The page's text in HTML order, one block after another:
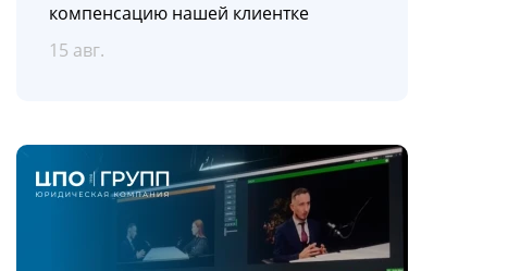
компенсацию нашей клиентке
15 авг.